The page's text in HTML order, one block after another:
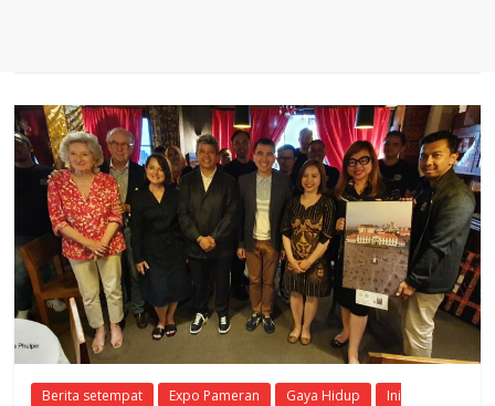
Berita setempat Expo Pameran Gaya Hidup
Ini